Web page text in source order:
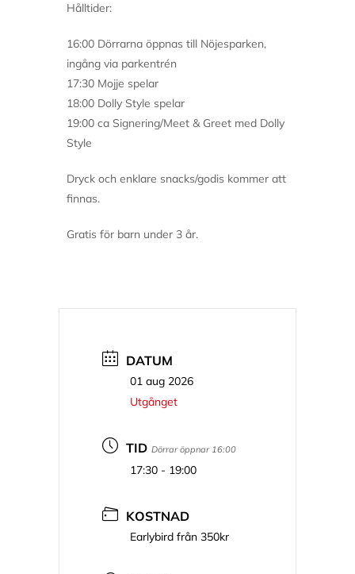
Hålltider:
16:00 Dörrarna öppnas till Nöjesparken,
ingång via parkentrén
17:30 Mojje spelar
18:00 Dolly Style spelar
19:00 ca Signering/Meet & Greet med Dolly
Style
Dryck och enklare snacks/godis kommer att
finnas.
Gratis för barn under 3 år.
DATUM
01 aug 2026
Utgånget
TID Dörrar öppnar 16:00
17:30 - 19:00
KOSTNAD
Earlybird från 350kr